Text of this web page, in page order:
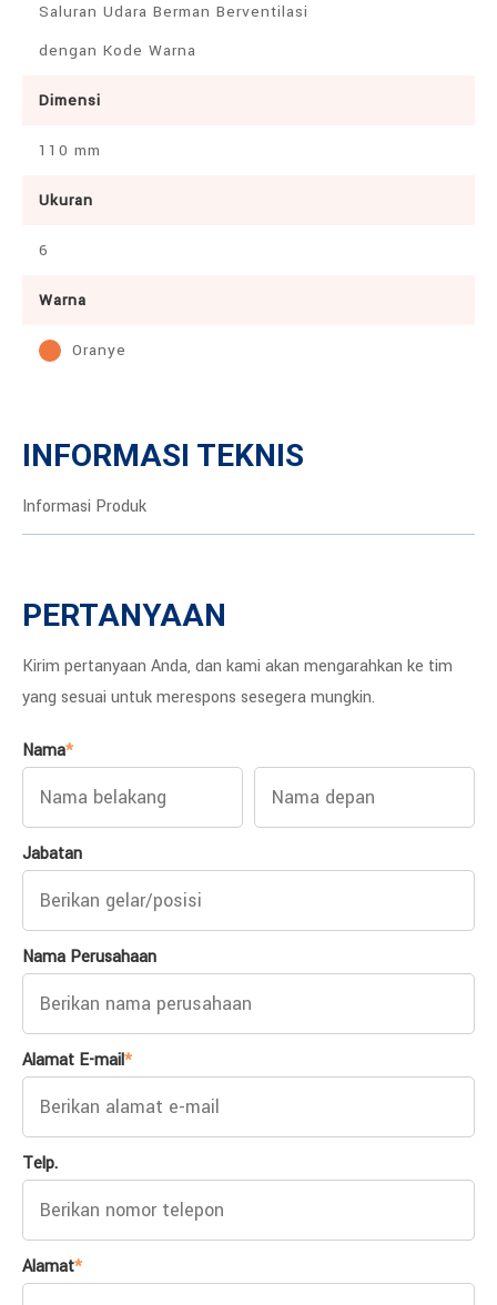
Saluran Udara Berman Berventilasi
dengan Kode Warna
Dimensi
110 mm
Ukuran
6
Warna
Oranye
INFORMASI TEKNIS
Informasi Produk
PERTANYAAN
Kirim pertanyaan Anda, dan kami akan mengarahkan ke tim
yang sesuai untuk merespons sesegera mungkin.
Nama*
Jabatan
Nama Perusahaan
Alamat E-mail*
Telp.
Alamat*